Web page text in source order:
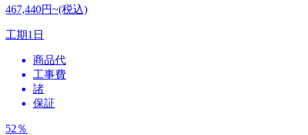
467,440円~(税込)
工期1日
商品代
工事費
諸
保証
52 ％